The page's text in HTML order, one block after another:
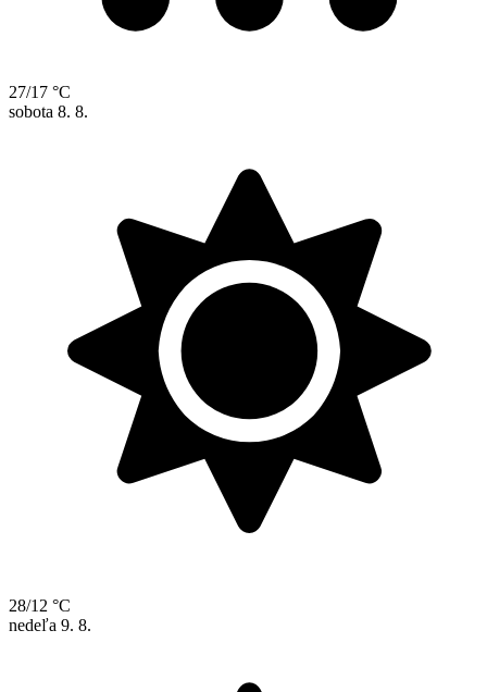
27/17 °C
sobota 8. 8.
28/12 °C
nedeľa 9. 8.